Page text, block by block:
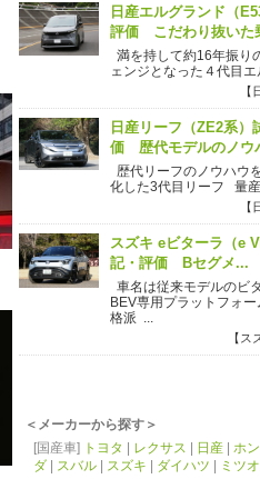
日産エルグランド（
評価 こだわり抜いた
満を持して約16年振り
ェンジとなった４代目
【
日産リーフ（ZE2系）
価 歴代モデルのノウ
歴代リーフのノウハウ
化した3代目リーフ 量
【
スズキ eビターラ（e
記・評価 Bセグメ...
車名は従来モデルのビ
BEV専用プラットフォ
格派 ...
【ス
＜メーカーから探す＞
[国産車] トヨタ レクサス 日産 ホ
ダ
スバル スズキ ダイハツ
ミツ